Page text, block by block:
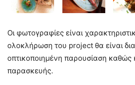
Οι φωτογραφίες είναι
ολοκλήρωση του project θα είναι
οπτικοποιημένη παρουσίαση καθώς
παρασκευής.